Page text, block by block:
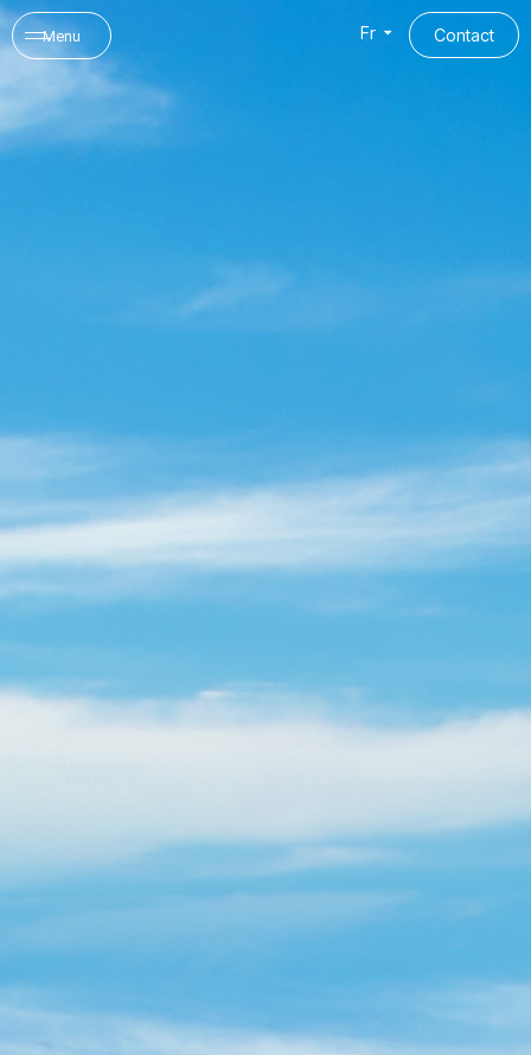
Menu Fr Contact
Panneau de gestion des cookies